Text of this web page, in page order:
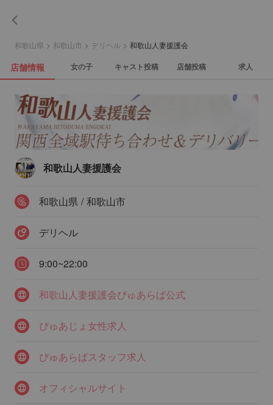
和歌山県 > 和歌山市 > デリヘル > 和歌山人妻援護会
店舗情報 女の子 キャスト投稿 店舗投稿 求人
和歌山人妻援護会
和歌山県 / 和歌山市
デリヘル
9:00~22:00
和歌山人妻援護会ぴゅあらば公式
ぴゅあじょ女性求人
ぴゅあらばスタッフ求人
オフィシャルサイト